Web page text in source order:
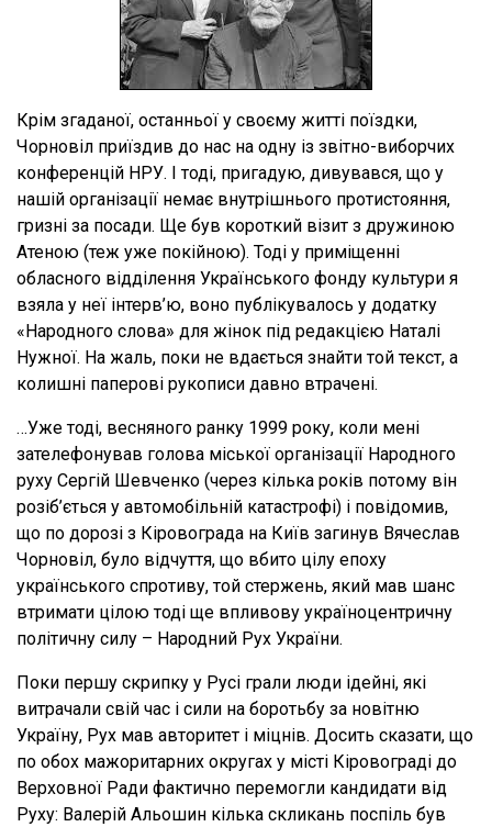
Крім згаданої, останньої у своєму житті поїздки,
Чорновіл приїздив до нас на одну із звітно-виборчих
конференцій НРУ. І тоді, пригадую, дивувався, що у
нашій організації немає внутрішнього протистояння,
гризні за посади. Ще був короткий візит з дружиною
Атеною (теж уже покійною). Тоді у приміщенні
обласного відділення Українського фонду культури я
взяла у неї інтерв’ю, воно публікувалось у додатку
«Народного слова» для жінок під редакцією Наталі
Нужної. На жаль, поки не вдається знайти той текст, а
колишні паперові рукописи давно втрачені.
…Уже тоді, весняного ранку 1999 року, коли мені
зателефонував голова міської організації Народного
руху Сергій Шевченко (через кілька років потому він
розіб’ється у автомобільній катастрофі) і повідомив,
що по дорозі з Кіровограда на Київ загинув Вячеслав
Чорновіл, було відчуття, що вбито цілу епоху
українського спротиву, той стержень, який мав шанс
втримати цілою тоді ще впливову україноцентричну
політичну силу – Народний Рух України.
Поки першу скрипку у Русі грали люди ідейні, які
витрачали свій час і сили на боротьбу за новітню
Україну, Рух мав авторитет і міцнів. Досить сказати, що
по обох мажоритарних округах у місті Кіровограді до
Верховної Ради фактично перемогли кандидати від
Руху: Валерій Альошин кілька скликань поспіль був